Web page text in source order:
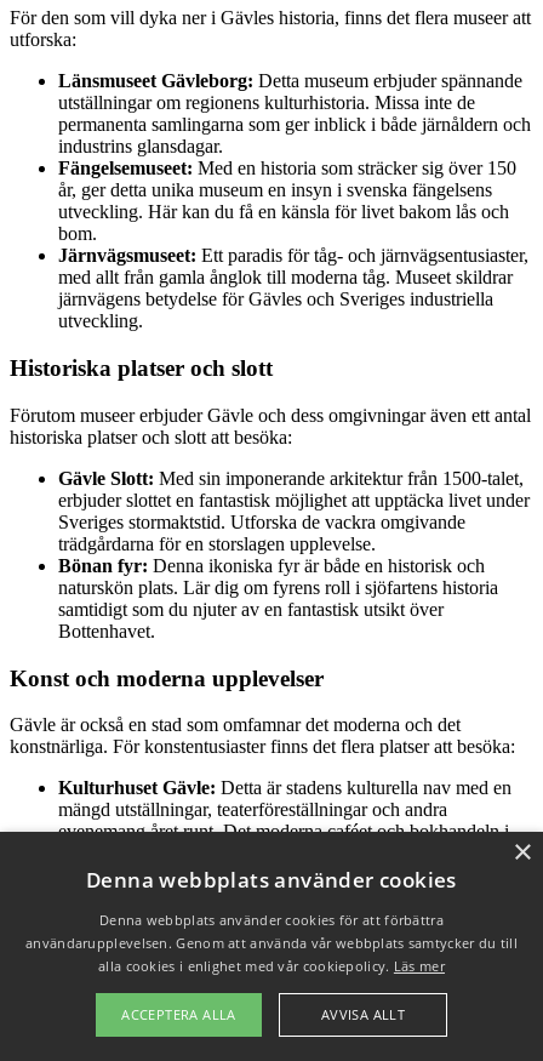
För den som vill dyka ner i Gävles historia, finns det flera museer att
utforska:
Länsmuseet Gävleborg: Detta museum erbjuder spännande
utställningar om regionens kulturhistoria. Missa inte de
permanenta samlingarna som ger inblick i både järnåldern och
industrins glansdagar.
Fängelsemuseet: Med en historia som sträcker sig över 150
år, ger detta unika museum en insyn i svenska fängelsens
utveckling. Här kan du få en känsla för livet bakom lås och
bom.
Järnvägsmuseet: Ett paradis för tåg- och järnvägsentusiaster,
med allt från gamla ånglok till moderna tåg. Museet skildrar
järnvägens betydelse för Gävles och Sveriges industriella
utveckling.
Historiska platser och slott
Förutom museer erbjuder Gävle och dess omgivningar även ett antal
historiska platser och slott att besöka:
Gävle Slott: Med sin imponerande arkitektur från 1500-talet,
erbjuder slottet en fantastisk möjlighet att upptäcka livet under
Sveriges stormaktstid. Utforska de vackra omgivande
trädgårdarna för en storslagen upplevelse.
Bönan fyr: Denna ikoniska fyr är både en historisk och
naturskön plats. Lär dig om fyrens roll i sjöfartens historia
samtidigt som du njuter av en fantastisk utsikt över
Bottenhavet.
Konst och moderna upplevelser
Gävle är också en stad som omfamnar det moderna och det
konstnärliga. För konstentusiaster finns det flera platser att besöka:
Kulturhuset Gävle: Detta är stadens kulturella nav med en
mängd utställningar, teaterföreställningar och andra
evenemang året runt. Det moderna caféet och bokhandeln i
Graffitifrämjandet:Utforska samtida konst i form av graffiti
runtom i staden. Gävle har ett antal väggmålningar och
konstverk som sätter färg på den urbana miljön.
Med så mycket att se och uppleva iGävle, finns det alltid något nytt
att upptäcka för den kultur- och historieintresserade. Oavsett om du
utforska och njuta av allt som Gävle har att erbjuda.
×
Denna webbplats använder cookies
Denna webbplats använder cookies för att förbättra
användarupplevelsen. Genom att använda vår webbplats samtycker du till
alla cookies i enlighet med vår cookiepolicy. Läs mer
ACCEPTERA ALLA AVVISA ALLT